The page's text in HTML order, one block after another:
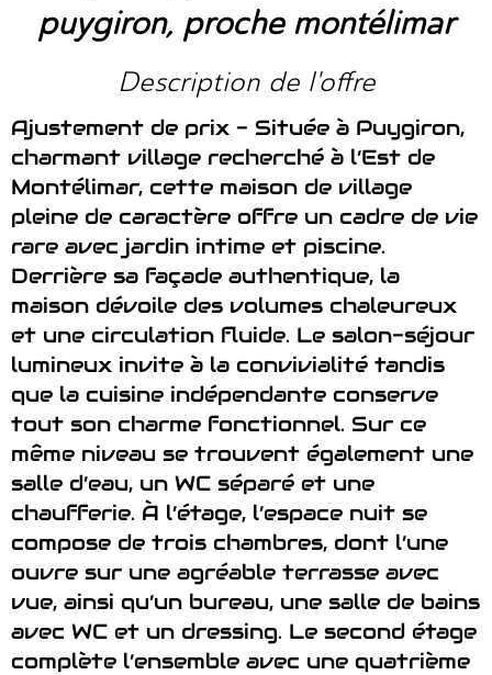
puygiron, proche montélimar
description de l'offre
Ajustement de prix - Située à Puygiron,
charmant village recherché à l’Est de
Montélimar, cette maison de village
pleine de caractère offre un cadre de vie
rare avec jardin intime et piscine.
Derrière sa façade authentique, la
maison dévoile des volumes chaleureux
et une circulation fluide. Le salon-séjour
lumineux invite à la convivialité tandis
que la cuisine indépendante conserve
tout son charme fonctionnel. Sur ce
même niveau se trouvent également une
salle d’eau, un WC séparé et une
chaufferie. À l’étage, l’espace nuit se
compose de trois chambres, dont l’une
ouvre sur une agréable terrasse avec
vue, ainsi qu’un bureau, une salle de bains
avec WC et un dressing. Le second étage
complète l’ensemble avec une quatrième